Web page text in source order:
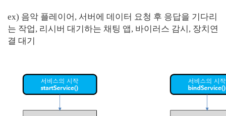
ex) 음악 플레이어, 서버에 데이터 요청 후 응답을 기다리
는 작업, 리시버 대기하는 채팅 앱, 바이러스 감시, 장치연
결 대기